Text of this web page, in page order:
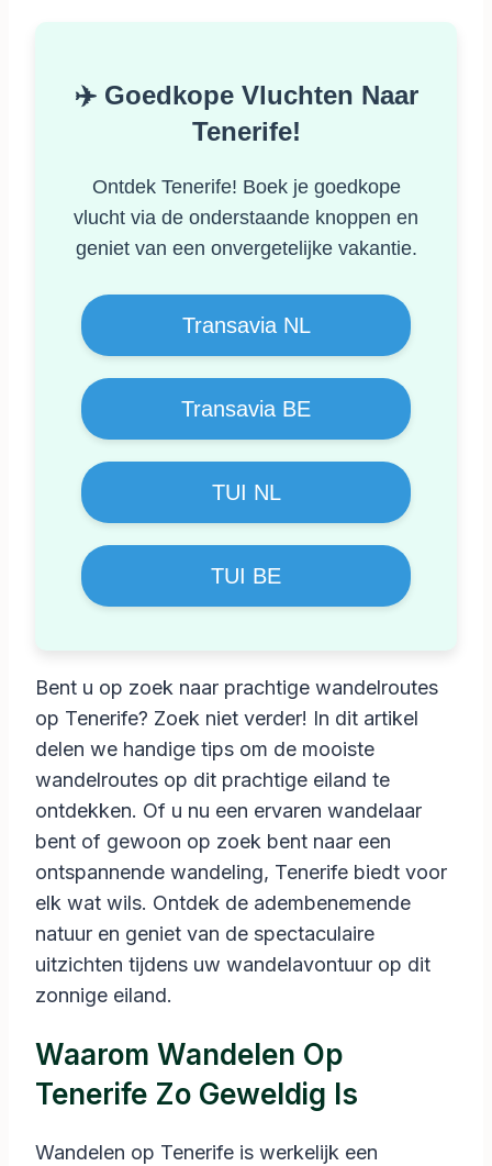
✈️ Goedkope Vluchten Naar
Tenerife!
Ontdek Tenerife! Boek je goedkope
vlucht via de onderstaande knoppen en
geniet van een onvergetelijke vakantie.
Transavia NL
Transavia BE
TUI NL
TUI BE
Bent u op zoek naar prachtige wandelroutes
op Tenerife? Zoek niet verder! In dit artikel
delen we handige tips om de mooiste
wandelroutes op dit prachtige eiland te
ontdekken. Of u nu een ervaren wandelaar
bent of gewoon op zoek bent naar een
ontspannende wandeling, Tenerife biedt voor
elk wat wils. Ontdek de adembenemende
natuur en geniet van de spectaculaire
uitzichten tijdens uw wandelavontuur op dit
zonnige eiland.
Waarom Wandelen Op
Tenerife Zo Geweldig Is
Wandelen op Tenerife is werkelijk een